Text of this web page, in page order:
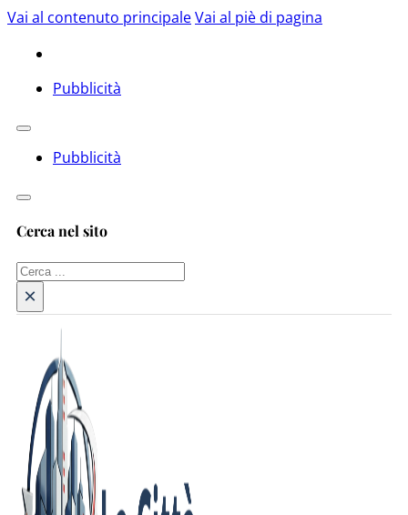
Vai al contenuto principaleVai al piè di pagina
Pubblicità
Pubblicità
Cerca nel sito
Cerca
×